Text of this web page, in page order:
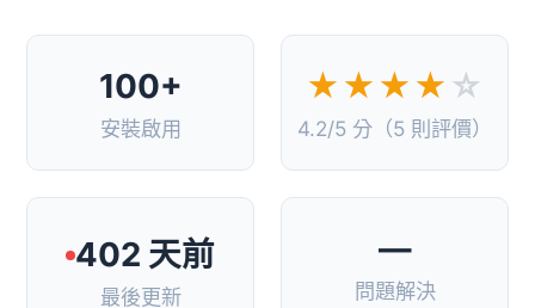
100+
安裝啟用
★★★★ ☆
4.2/5 分（5 則評價）
402 天前
最後更新
—
問題解決